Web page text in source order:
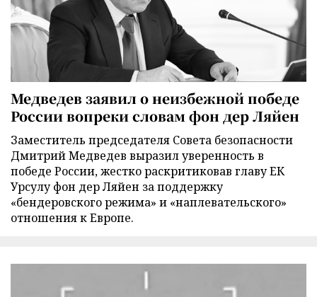
Медведев заявил о неизбежной победе
России вопреки словам фон дер Ляйен
Заместитель председателя Совета безопасности
Дмитрий Медведев выразил уверенность в
победе России, жестко раскритиковав главу ЕК
Урсулу фон дер Ляйен за поддержку
«бендеровского режима» и «наплевательского»
отношения к Европе.